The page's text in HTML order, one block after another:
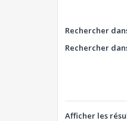
Rechercher
Rechercher
Afficher les